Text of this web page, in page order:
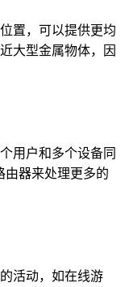
置，可以提供更均
大型金属物体，因
用户和多个设备同
器来处理更多的
活动，如在线游